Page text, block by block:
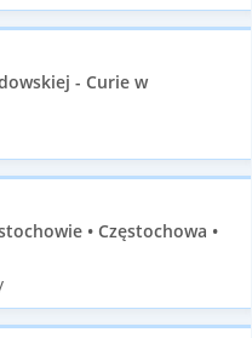
- Curie w
• Częstochowa •